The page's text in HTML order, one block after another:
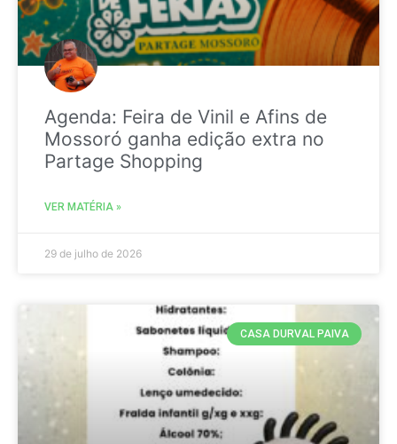
Agenda: Feira de Vinil e Afins de
Mossoró ganha edição extra no
Partage Shopping
VER MATÉRIA »
29 de julho de 2026
CASA DURVAL PAIVA